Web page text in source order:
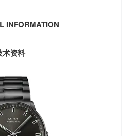
INFORMATION
术资料